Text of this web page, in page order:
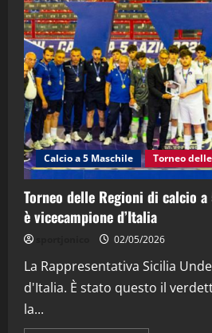
3
"SportEmpire" in
“SportEmpire”
(Martedi 21
21/04/2026
4
"SportEmpire" in
“SportEmpire”
(Martedi 14
15/04/2026
"SportEmpire" in
“SportEmpire”
08/04/2026
Calcio a 5 Maschile Torneo
Torneo delle Regioni di calcio
è vicecampione d’Italia
02/05/2026
La Rappresentativa Sicilia
d'Italia. È stato questo il
la...